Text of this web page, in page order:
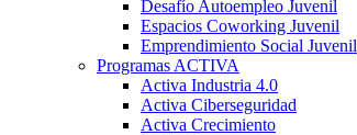
Desafío Autoempleo Juvenil
Espacios Coworking Juvenil
Emprendimiento Social Juvenil
Programas ACTIVA
Activa Industria 4.0
Activa Ciberseguridad
Activa Crecimiento